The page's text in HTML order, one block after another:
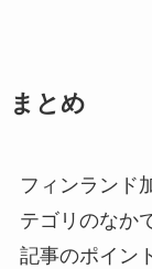
まとめ
フィンランド
テゴリのなか
記事のポイン